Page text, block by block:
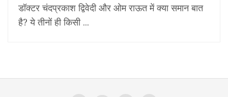
डॉक्टर चंदप्रकाश द्विवेदी और ओम राऊत में क्या समान बात
है? ये तीनों ही किसी ...